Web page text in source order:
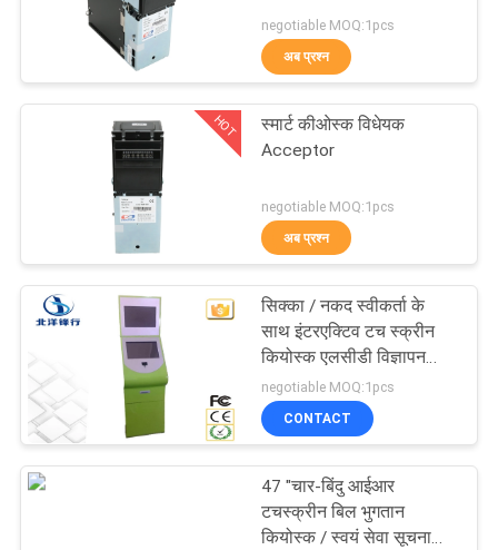
नियंत्रण
एक
उद्धरण
की
विनती
करे
आरएफआईडी कार्ड रीडर
चुंबकीय कार्ड रीडर डालें
negotiable MOQ:1pcs
अब प्रश्न
HOT
स्मार्ट कीओस्क विधेयक
Acceptor
negotiable MOQ:1pcs
अब प्रश्न
सिक्का / नकद स्वीकर्ता के
साथ इंटरएक्टिव टच स्क्रीन
कियोस्क एलसीडी विज्ञापन
प्लेयर
negotiable MOQ:1pcs
CONTACT
47 "चार-बिंदु आईआर
टचस्क्रीन बिल भुगतान
कियोस्क / स्वयं सेवा सूचना